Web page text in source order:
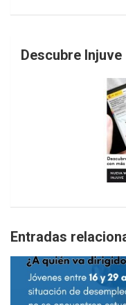
Descubre Injuve
Entradas